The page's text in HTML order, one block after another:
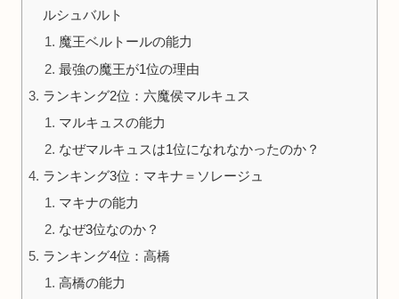
ルシュバルト
魔王ベルトールの能力
最強の魔王が1位の理由
ランキング2位：六魔侯マルキュス
マルキュスの能力
なぜマルキュスは1位になれなかったのか？
ランキング3位：マキナ＝ソレージュ
マキナの能力
なぜ3位なのか？
ランキング4位：高橋
高橋の能力